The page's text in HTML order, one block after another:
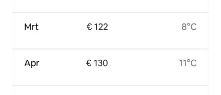
Mrt
Apr
€ 122
€ 130
8°C
11°C